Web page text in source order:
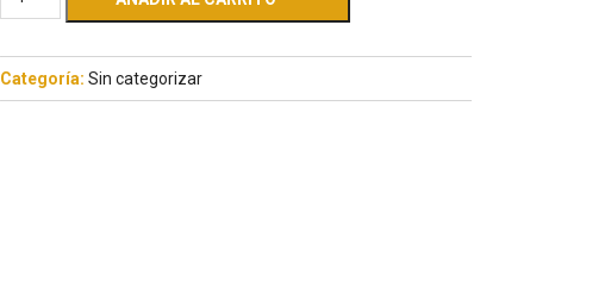
Categoría: Sin categorizar